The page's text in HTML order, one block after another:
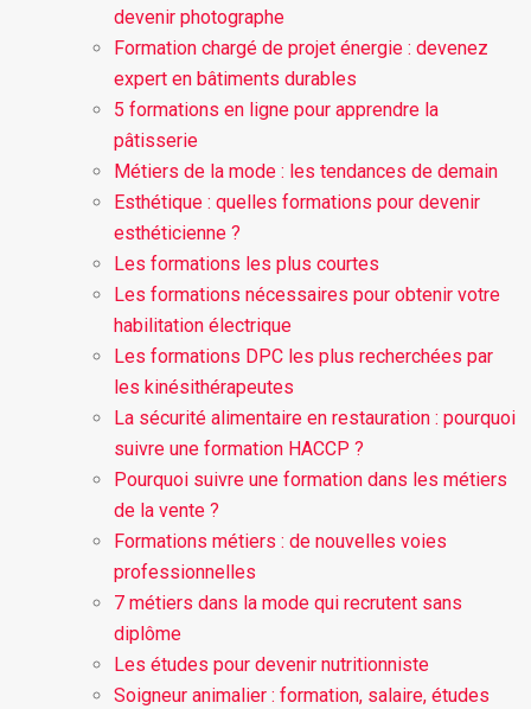
devenir photographe
Formation chargé de projet énergie : devenez
expert en bâtiments durables
5 formations en ligne pour apprendre la
pâtisserie
Métiers de la mode : les tendances de demain
Esthétique : quelles formations pour devenir
esthéticienne ?
Les formations les plus courtes
Les formations nécessaires pour obtenir votre
habilitation électrique
Les formations DPC les plus recherchées par
les kinésithérapeutes
La sécurité alimentaire en restauration : pourquoi
suivre une formation HACCP ?
Pourquoi suivre une formation dans les métiers
de la vente ?
Formations métiers : de nouvelles voies
professionnelles
7 métiers dans la mode qui recrutent sans
diplôme
Les études pour devenir nutritionniste
Soigneur animalier : formation, salaire, études